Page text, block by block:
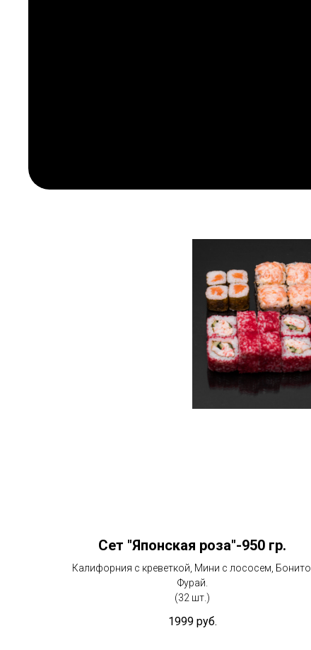
Сет "Японская роза"-950 гр.
Калифорния с креветкой, Мини с лососем, Бонито,
Фурай.
(32 шт.)
1999 руб.